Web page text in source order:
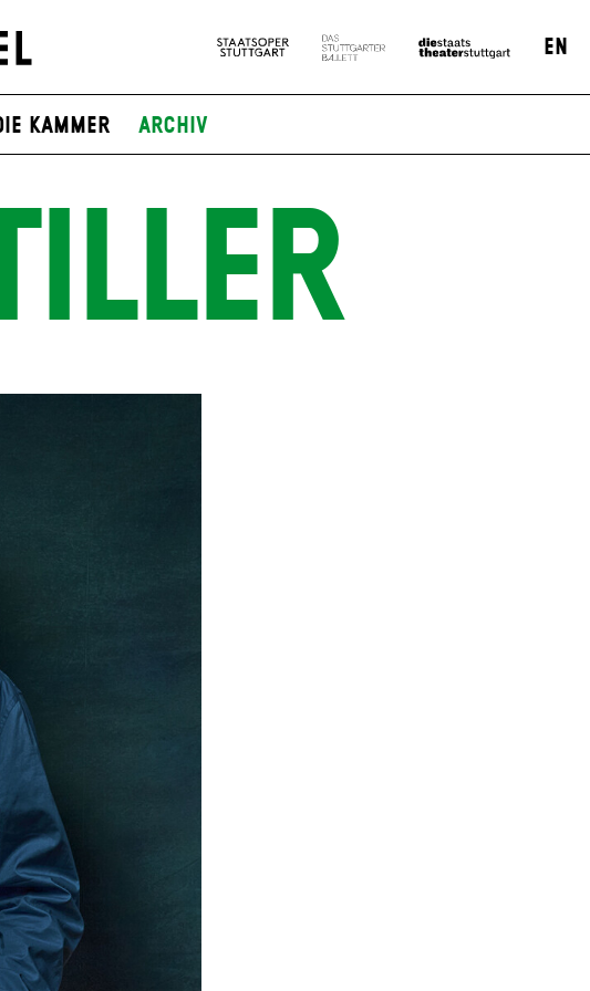
EN
Kammer Archiv